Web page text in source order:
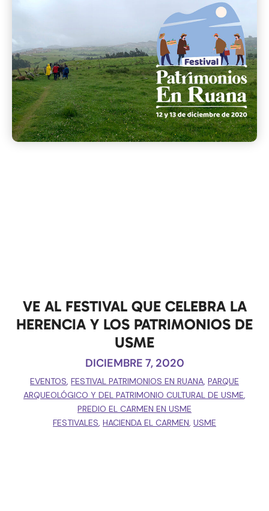
VE AL FESTIVAL QUE CELEBRA LA
HERENCIA Y LOS PATRIMONIOS DE
USME
DICIEMBRE 7, 2020
EVENTOS, FESTIVAL PATRIMONIOS EN RUANA, PARQUE
ARQUEOLÓGICO Y DEL PATRIMONIO CULTURAL DE USME,
PREDIO EL CARMEN EN USME
FESTIVALES, HACIENDA EL CARMEN, USME